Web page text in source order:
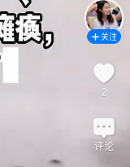
关注
2
评论